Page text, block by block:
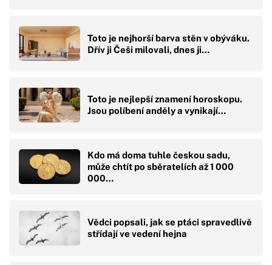
Toto je nejhorší barva stěn v obýváku.
Dřív ji Češi milovali, dnes ji…
Toto je nejlepší znamení horoskopu.
Jsou políbení anděly a vynikají…
Kdo má doma tuhle českou sadu,
může chtít po sběratelích až 1 000
000…
Vědci popsali, jak se ptáci spravedlivě
střídají ve vedení hejna